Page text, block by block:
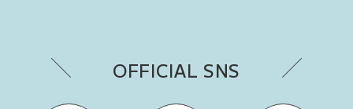
OFFICIAL SNS